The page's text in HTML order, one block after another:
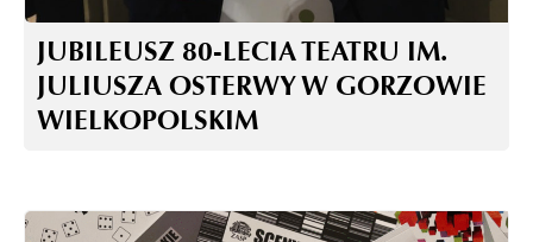
JUBILEUSZ 80-LECIA TEATRU IM.
JULIUSZA OSTERWY W GORZOWIE
WIELKOPOLSKIM